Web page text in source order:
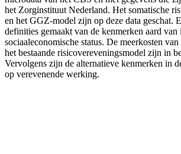
het Zorginstituut Nederland. Het somatische
en het GGZ-model zijn op deze data geschat.
definities gemaakt van de kenmerken aard van
sociaaleconomische status. De meerkosten
het bestaande risicovereveningsmodel zijn in
Vervolgens zijn de alternatieve kenmerken in
op verevenende werking.